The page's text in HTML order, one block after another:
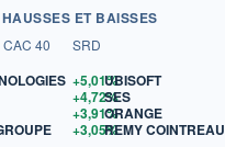
ET BAISSES
CAC 40 SRD
+5,01%
+4,72%
+3,91%
+3,05%
UBISOFT
SES
ORANGE
REMY COINTREAU